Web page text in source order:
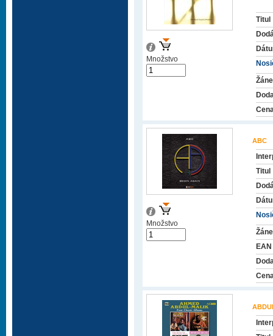
Titul
Množstvo
ABC
Titul
EAN
Množstvo